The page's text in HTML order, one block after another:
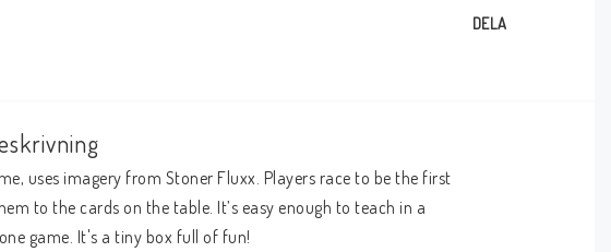
DELA
uses imagery from Stoner Fluxx. Players race to be the first
to the cards on the table. It’s easy enough to teach in a
game. It's a tiny box full of fun!